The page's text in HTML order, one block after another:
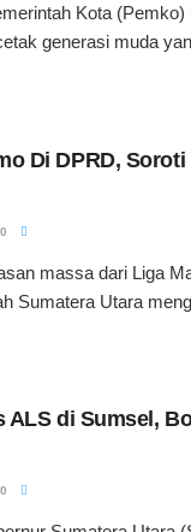
Kota
generasi muda
Di DPRD,
0
massa dari Liga
Sumatera Utara
ALS di Sumsel,
0